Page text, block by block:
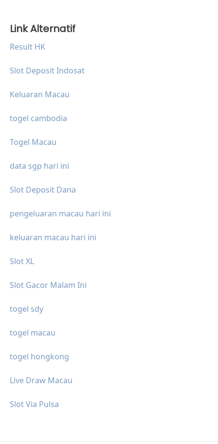
Link Alternatif
Result HK
Slot Deposit Indosat
Keluaran Macau
togel cambodia
Togel Macau
data sgp hari ini
Slot Deposit Dana
pengeluaran macau hari ini
keluaran macau hari ini
Slot XL
Slot Gacor Malam Ini
togel sdy
togel macau
togel hongkong
Live Draw Macau
Slot Via Pulsa